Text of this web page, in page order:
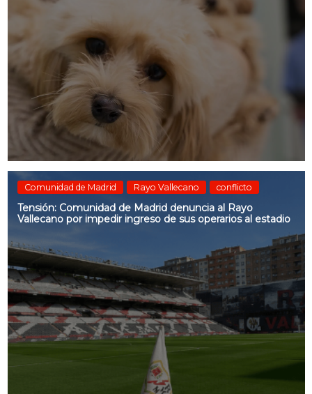
Comunidad de Madrid Rayo Vallecano conflicto
Tensión: Comunidad de Madrid denuncia al Rayo
Vallecano por impedir ingreso de sus operarios al estadio